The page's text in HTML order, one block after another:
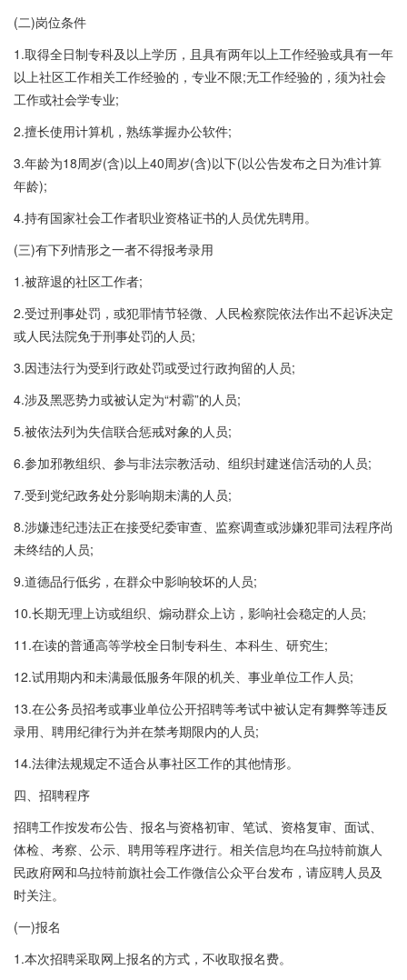
(二)岗位条件
1.取得全日制专科及以上学历，且具有两年以上工作经验或具有一年
以上社区工作相关工作经验的，专业不限;无工作经验的，须为社会
工作或社会学专业;
2.擅长使用计算机，熟练掌握办公软件;
3.年龄为18周岁(含)以上40周岁(含)以下(以公告发布之日为准计算
年龄);
4.持有国家社会工作者职业资格证书的人员优先聘用。
(三)有下列情形之一者不得报考录用
1.被辞退的社区工作者;
2.受过刑事处罚，或犯罪情节轻微、人民检察院依法作出不起诉决定
或人民法院免于刑事处罚的人员;
3.因违法行为受到行政处罚或受过行政拘留的人员;
4.涉及黑恶势力或被认定为“村霸”的人员;
5.被依法列为失信联合惩戒对象的人员;
6.参加邪教组织、参与非法宗教活动、组织封建迷信活动的人员;
7.受到党纪政务处分影响期未满的人员;
8.涉嫌违纪违法正在接受纪委审查、监察调查或涉嫌犯罪司法程序尚
未终结的人员;
9.道德品行低劣，在群众中影响较坏的人员;
10.长期无理上访或组织、煽动群众上访，影响社会稳定的人员;
11.在读的普通高等学校全日制专科生、本科生、研究生;
12.试用期内和未满最低服务年限的机关、事业单位工作人员;
13.在公务员招考或事业单位公开招聘等考试中被认定有舞弊等违反
录用、聘用纪律行为并在禁考期限内的人员;
14.法律法规规定不适合从事社区工作的其他情形。
四、招聘程序
招聘工作按发布公告、报名与资格初审、笔试、资格复审、面试、
体检、考察、公示、聘用等程序进行。相关信息均在乌拉特前旗人
民政府网和乌拉特前旗社会工作微信公众平台发布，请应聘人员及
时关注。
(一)报名
1.本次招聘采取网上报名的方式，不收取报名费。